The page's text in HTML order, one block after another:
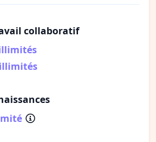
collaboratif
illimités